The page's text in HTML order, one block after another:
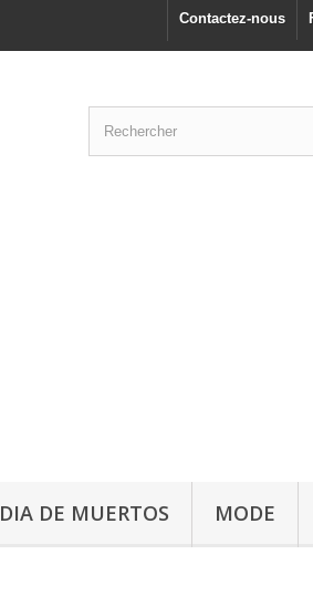
Contactez-nous
DIA DE MUERTOS MODE